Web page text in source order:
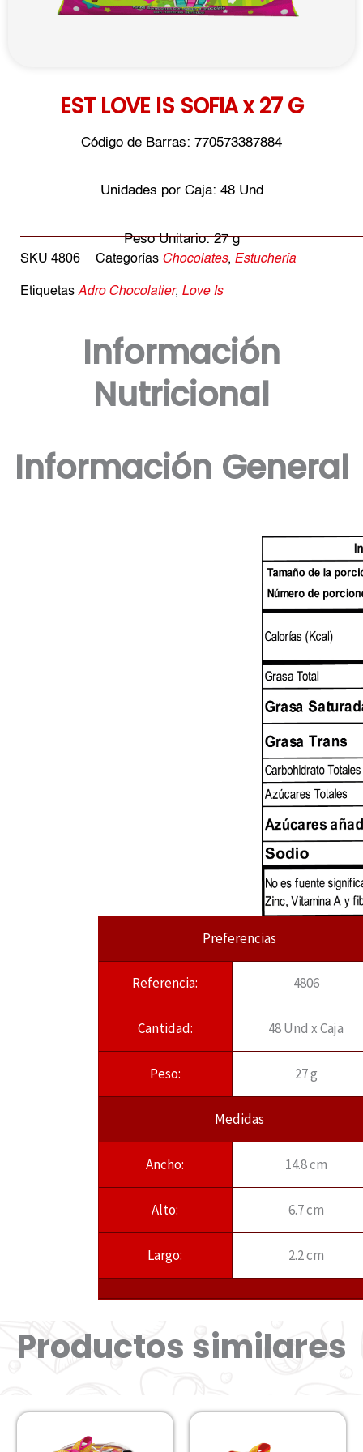
EST LOVE IS SOFIA x 27 G
Código de Barras: 770573387884
Unidades por Caja: 48 Und
Peso Unitario: 27 g
SKU 4806 Categorías Chocolates, Estuchería
Etiquetas Adro Chocolatier, Love Is
Información
Nutricional
Información General
Preferencias
Referencia: 4806
Cantidad: 48 Und x Caja
Peso: 27 g
Medidas
Ancho: 14.8 cm
Alto: 6.7 cm
Largo: 2.2 cm
Productos similares